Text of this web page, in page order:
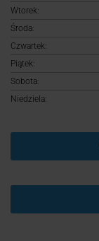
Wtorek:
Środa:
Czwartek:
Piątek:
Sobota:
Niedziela: